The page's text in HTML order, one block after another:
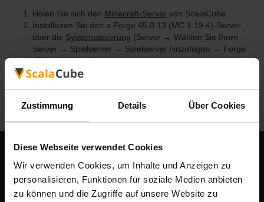
Zustimmung Details Über Cookies
Diese Webseite verwendet Cookies
Wir verwenden Cookies, um Inhalte und Anzeigen zu
personalisieren, Funktionen für soziale Medien anbieten
zu können und die Zugriffe auf unsere Website zu
Holen Sie sich den Minecraft-Server von ScalaCube
Installieren Sie den a Forge 45.0.13 (MC 1.19.4)-Server
über die Systemsteuerung (Server → Wählen Sie Ihren
Server → Spielserver → Spielserver hinzufügen → Forge
45.0.13 (MC 1.19.4))
Viel Spaß beim Spielen auf dem Server!
Unser Unternehmen